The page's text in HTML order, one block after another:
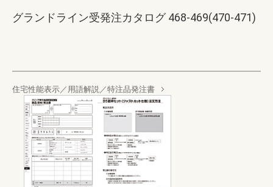
グランドライン受発注カタログ 468-469(470-471)
住宅性能表示／用語解説／特注品発注書